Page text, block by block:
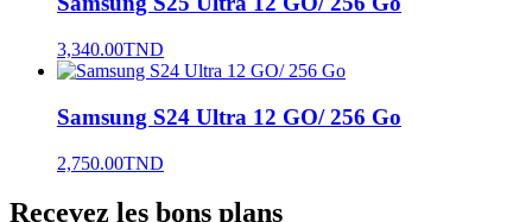
3,340.00TND
Samsung S24 Ultra 12 GO/ 256 Go
2,750.00TND
Recevez les bons plans